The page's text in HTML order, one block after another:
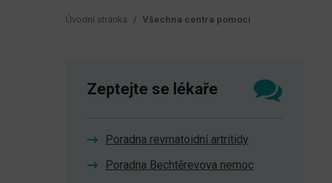
Úvodní stránka Všechna centra pomoci
Zeptejte se lékaře
Poradna revmatoidní artritidy
Poradna Bechtěrevova nemoc